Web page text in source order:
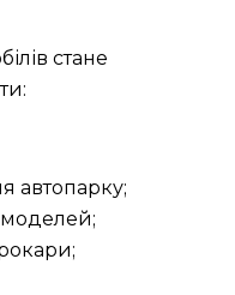
стане
автопарку;
моделей;